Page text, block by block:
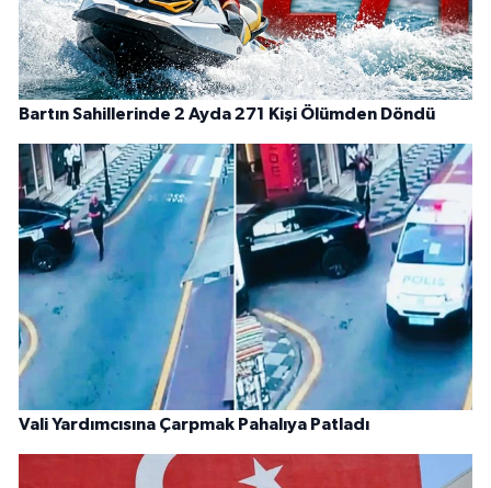
Bartın Sahillerinde 2 Ayda 271 Kişi Ölümden Döndü
Vali Yardımcısına Çarpmak Pahalıya Patladı